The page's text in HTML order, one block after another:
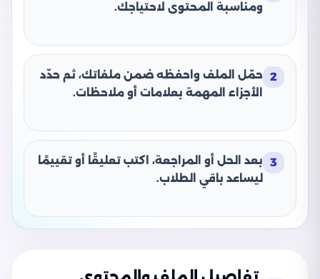
ومناسبة المحتوى لاحتياجك.
2 حمّل الملف واحفظه ضمن ملفاتك، ثم حدّد
الأجزاء المهمة بعلامات أو ملاحظات.
3
بعد الحل أو المراجعة، اكتب تعليقًا أو تقييمًا
ليساعد باقي الطلاب.